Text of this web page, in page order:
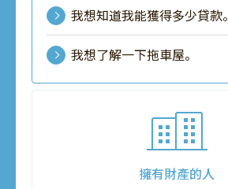
我想知道我能獲得多少貸款。
我想了解一下拖車屋。
擁有財產的人